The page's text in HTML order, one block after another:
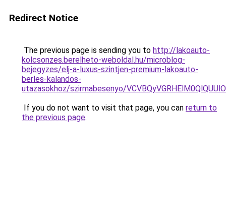
Redirect Notice
The previous page is sending you to http://lakoauto-
kolcsonzes.berelheto-weboldal.hu/microblog-
bejegyzes/elj-a-luxus-szintjen-premium-lakoauto-
berles-kalandos-
utazasokhoz/szirmabesenyo/
If you do not want to visit that page, you can return to
the previous page.